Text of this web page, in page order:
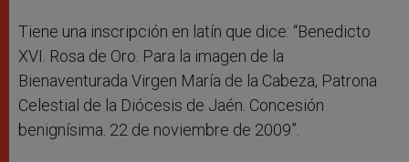
Tiene una inscripción en latín que dice: “Benedicto
XVI. Rosa de Oro. Para la imagen de la
Bienaventurada Virgen María de la Cabeza, Patrona
Celestial de la Diócesis de Jaén. Concesión
benignísima. 22 de noviembre de 2009”.